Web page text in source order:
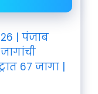
| पंजाब
67 जागा |